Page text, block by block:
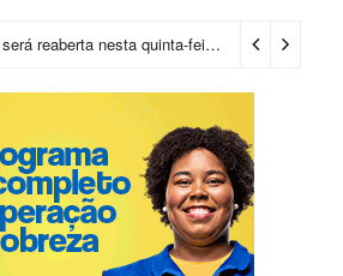
Casa do Benin será reaberta nesta quinta-feira (6) 22 horas ago